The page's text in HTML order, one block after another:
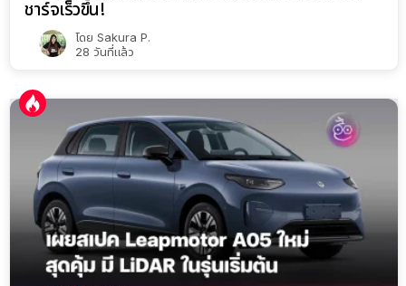
ชาร์จเร็วขึ้น!
โดย Sakura P.
28 วันที่แล้ว